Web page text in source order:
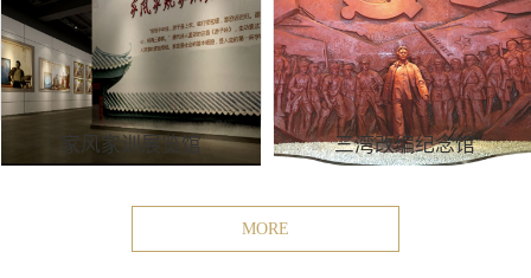
家风家训展览馆 三湾改编纪念馆
MORE